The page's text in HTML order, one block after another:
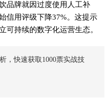
品牌就因过度使用人工补
信用评级下降37%。这提示
可持续的数字化运营生态。
，快速获取1000票实战技